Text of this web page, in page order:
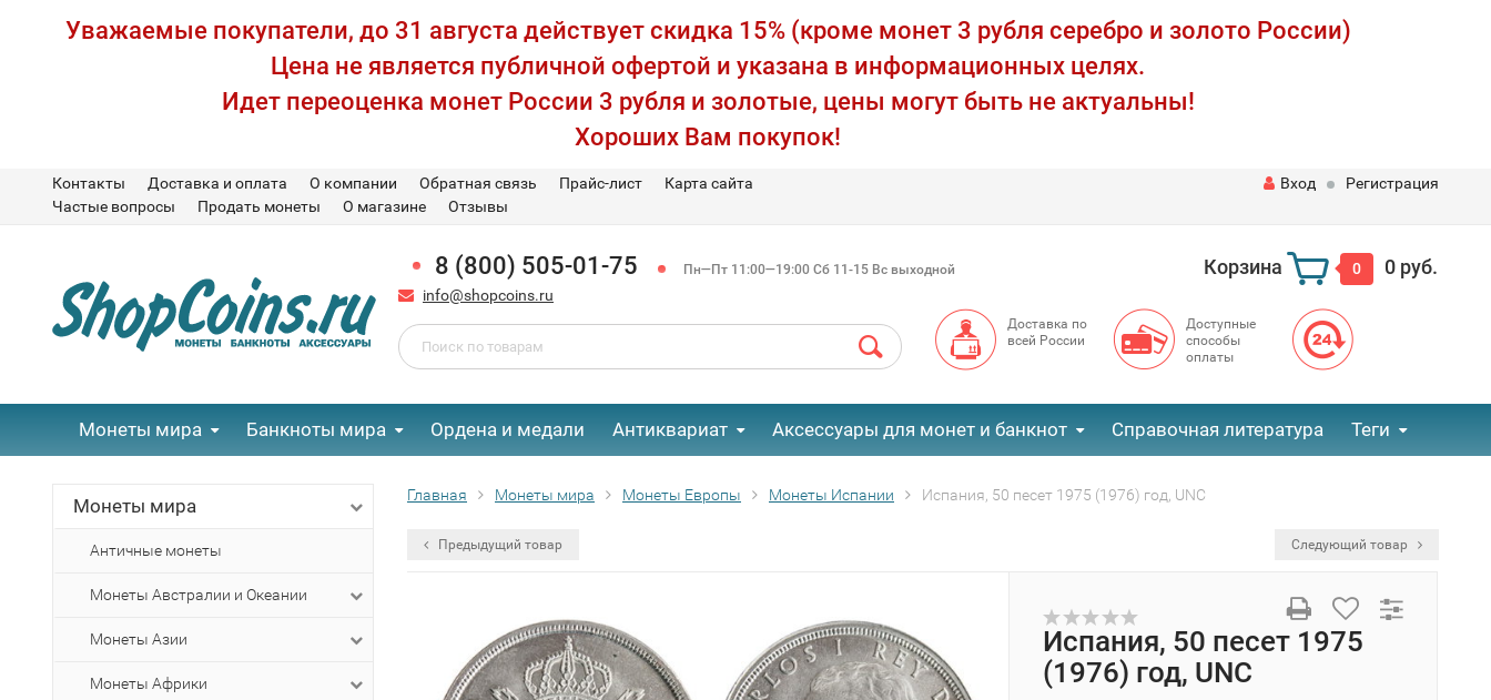
Уважаемые покупатели, до 31 августа действует скидка 15% (кроме монет 3 рубля серебро и золото России)
Цена не является публичной офертой и указана в информационных целях.
Идет переоценка монет России 3 рубля и золотые, цены могут быть не актуальны!
Хороших Вам покупок!
Контакты Доставка и оплата О компании Обратная связь Прайс-лист
Карта сайта
Частые вопросы
Продать монеты О магазине Отзывы
Вход Регистрация
8 (800) 505-01-75 Пн—Пт 11:00—19:00 Сб 11-15 Вс выходной
info@shopcoins.ru
Корзина 0 0 руб.
Доставка по
всей России
Доступные
способы
оплаты
Монеты мира Банкноты мира Ордена и медали Антиквариат Аксессуары для монет и банкнот Справочная литература Теги
Монеты мира
Античные монеты
Монеты Австралии и Океании
Монеты Азии
Монеты Африки
Главная Монеты мира Монеты Европы Монеты Испании Испания, 50 песет 1975 (1976) год, UNC
Предыдущий товар Следующий товар
Испания, 50 песет 1975
(1976) год, UNC